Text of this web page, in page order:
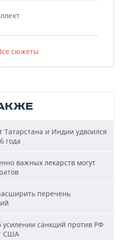
сюжеты
Татарстана и Индии удвоился
года
важных лекарств могут
перечень
усилении санкций против РФ
США